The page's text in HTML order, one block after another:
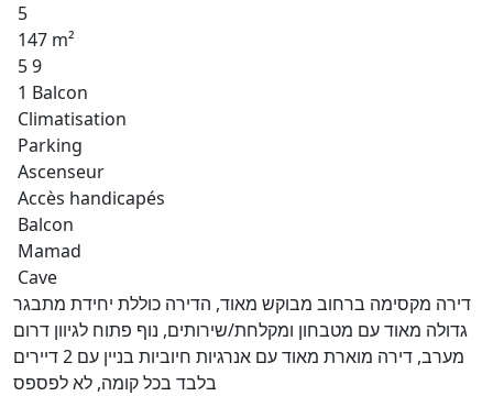
5
147 m²
5 9
1 Balcon
Climatisation
Parking
Ascenseur
Accès handicapés
Balcon
Mamad
Cave
דירה מקסימה ברחוב מבוקש מאוד, הדירה כוללת יחידת מתבגר
גדולה מאוד עם מטבחון ומקלחת/שירותים, נוף פתוח לגיוון דרום
מערב, דירה מוארת מאוד עם אנרגיות חיוביות בניין עם 2 דיירים
בלבד בכל קומה, לא לפספס